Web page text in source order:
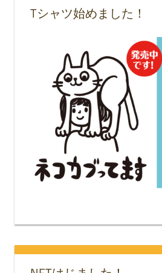
Tシャツ始めました！